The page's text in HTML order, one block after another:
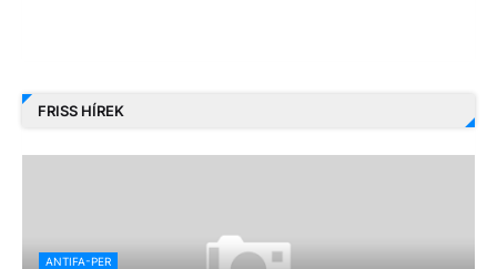
FRISS HÍREK
ANTIFA-PER